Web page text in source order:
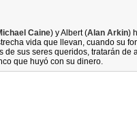
Caine) y Albert (Alan Arkin)
vida que llevan, cuando su
de sus seres queridos, tratarán
que huyó con su dinero.